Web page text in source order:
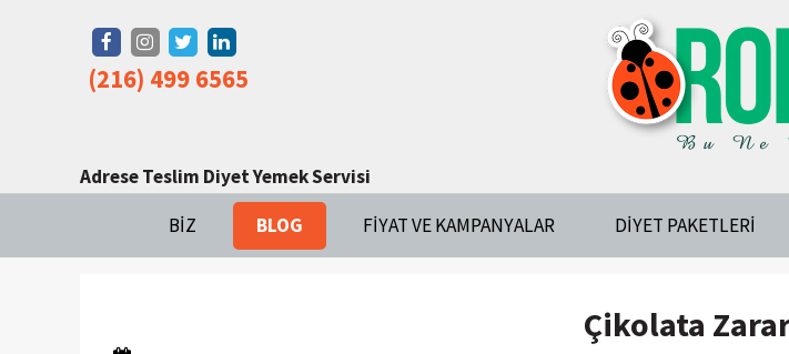
Adrese Teslim Diyet Yemek Servisi
(216) 499 6565
BIZ BLOG FIYAT VE KAMPANYALAR DIYET PAKETLERI
Çikolata